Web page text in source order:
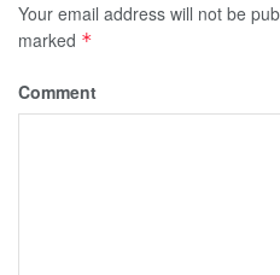
Your email address will not be
marked *
Comment